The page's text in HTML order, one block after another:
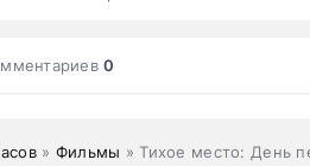
0
» Фильмы » Тихое место: День